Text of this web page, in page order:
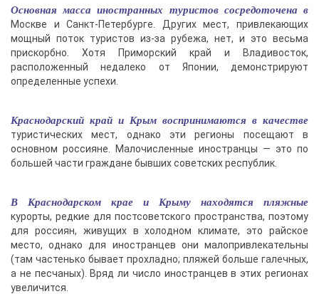
Основная масса иностранных туристов сосредоточена в
Москве и Санкт-Петербурге. Других мест, привлекающих
мощный поток туристов из-за рубежа, нет, и это весьма
прискорбно. Хотя Приморский край и Владивосток,
расположенный недалеко от Японии, демонстрируют
определенные успехи.
Краснодарский край и Крым воспринимаются в качестве
туристических мест, однако эти регионы посещают в
основном россияне. Малочисленные иностранцы — это по
большей части граждане бывших советских республик.
В Краснодарском крае и Крыму находятся пляжные
курорты, редкие для постсоветского пространства, поэтому
для россиян, живущих в холодном климате, это райское
место, однако для иностранцев они малопривлекательны
(там частенько бывает прохладно; пляжей больше галечных,
а не песчаных). Вряд ли число иностранцев в этих регионах
увеличится.